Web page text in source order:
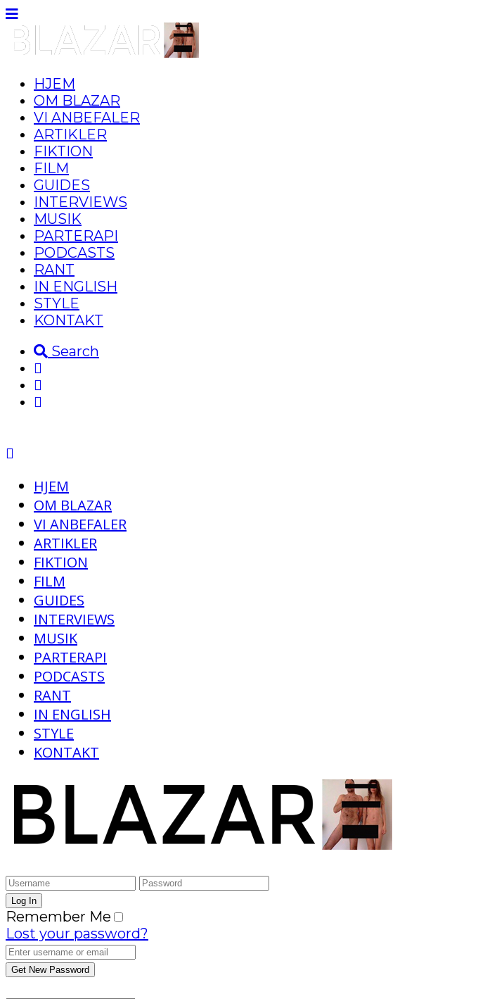
HJEM
OM BLAZAR
VI ANBEFALER
ARTIKLER
FIKTION
FILM
GUIDES
INTERVIEWS
MUSIK
PARTERAPI
PODCASTS
RANT
IN ENGLISH
STYLE
KONTAKT
Search
HJEM
OM BLAZAR
VI ANBEFALER
ARTIKLER
FIKTION
FILM
GUIDES
INTERVIEWS
MUSIK
PARTERAPI
PODCASTS
RANT
IN ENGLISH
STYLE
KONTAKT
Remember Me
Lost your password?